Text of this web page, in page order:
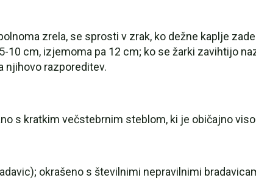
zrela, se sprosti v zrak, ko dežne kaplje
10 cm, izjemoma pa 12 cm; ko se žarki zavihtijo
njihovo razporeditev.
s kratkim večstebrnim steblom, ki je običajno
okrašeno s številnimi nepravilnimi